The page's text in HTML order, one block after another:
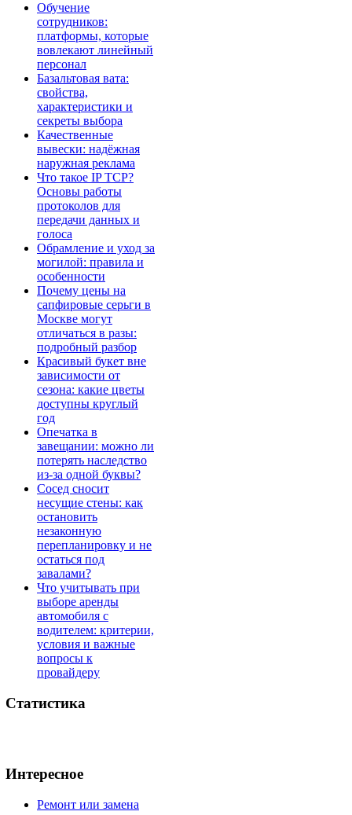
Обучение
сотрудников:
платформы, которые
вовлекают линейный
персонал
Базальтовая вата:
свойства,
характеристики и
секреты выбора
Качественные
вывески: надёжная
наружная реклама
Что такое IP TCP?
Основы работы
протоколов для
передачи данных и
голоса
Обрамление и уход за
могилой: правила и
особенности
Почему цены на
сапфировые серьги в
Москве могут
отличаться в разы:
подробный разбор
Красивый букет вне
зависимости от
сезона: какие цветы
доступны круглый
год
Опечатка в
завещании: можно ли
потерять наследство
из-за одной буквы?
Сосед сносит
несущие стены: как
остановить
незаконную
перепланировку и не
остаться под
завалами?
Что учитывать при
выборе аренды
автомобиля с
водителем: критерии,
условия и важные
вопросы к
провайдеру
Статистика
Интересное
Ремонт или замена